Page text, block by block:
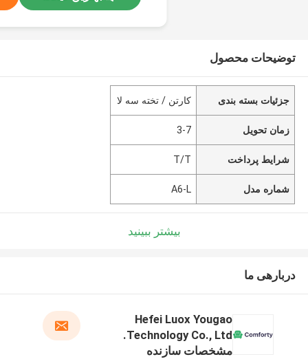
توضیحات محصول
جزئیات بسته بندی کارتن / تخته سه لا
زمان تحویل 3-7
شرایط پرداخت T/T
شماره مدل A6-L
بیشتر ببینید
دربارهی ما
Hefei Luox Yougao
Technology Co., Ltd.
مشخصات سازنده